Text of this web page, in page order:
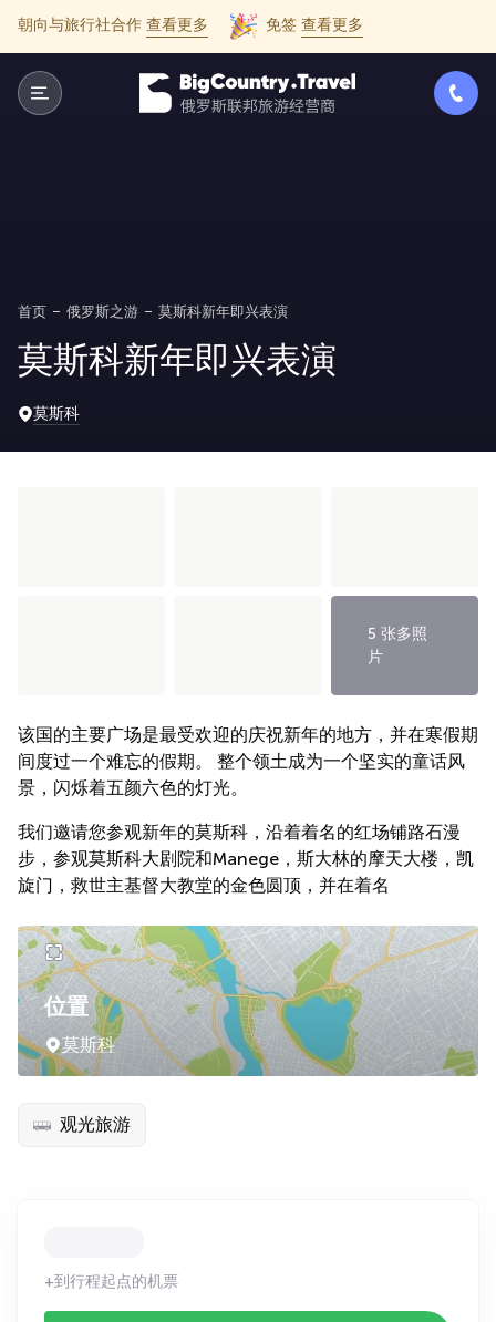
朝向与旅行社合作 查看更多 免签 查看更多
首页 俄罗斯之游 莫斯科新年即兴表演
莫斯科新年即兴表演
莫斯科
5 张多照
片
该国的主要广场是最受欢迎的庆祝新年的地方，并在寒假期
间度过一个难忘的假期。 整个领土成为一个坚实的童话风
景，闪烁着五颜六色的灯光。
我们邀请您参观新年的莫斯科，沿着着名的红场铺路石漫
步，参观莫斯科大剧院和Manege，斯大林的摩天大楼，凯
旋门，救世主基督大教堂的金色圆顶，并在着名
位置
莫斯科
观光旅游
+到行程起点的机票